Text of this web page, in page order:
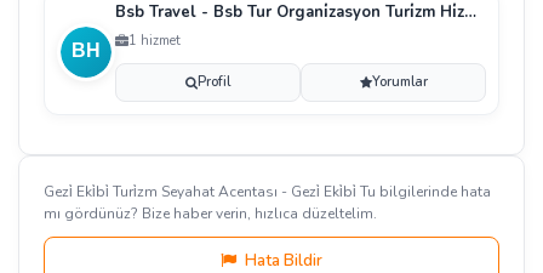
Bsb Travel - Bsb Tur Organi̇zasyon Turi̇zm Hi̇zmetler
1 hizmet
Profil Yorumlar
Gezi̇ Eki̇bi̇ Turi̇zm Seyahat Acentası - Gezi̇ Eki̇bi̇ Tu bilgilerinde hata
mı gördünüz? Bize haber verin, hızlıca düzeltelim.
Hata Bildir